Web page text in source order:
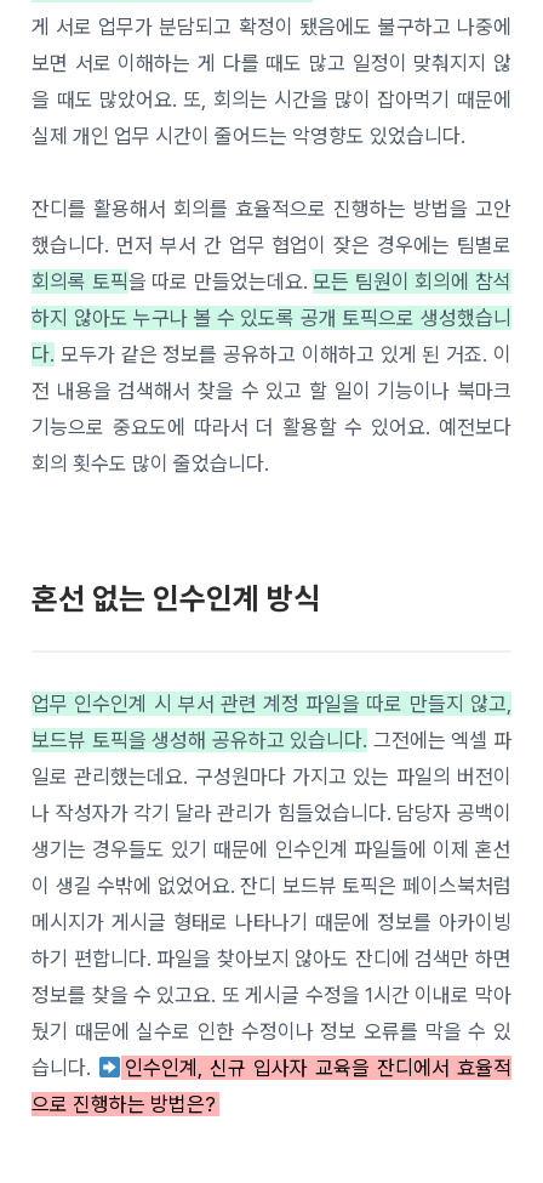
게 서로 업무가 분담되고 확정이 됐음에도 불구하고 나중에
보면 서로 이해하는 게 다를 때도 많고 일정이 맞춰지지 않
을 때도 많았어요. 또, 회의는 시간을 많이 잡아먹기 때문에
실제 개인 업무 시간이 줄어드는 악영향도 있었습니다.
잔디를 활용해서 회의를 효율적으로 진행하는 방법을 고안
했습니다. 먼저 부서 간 업무 협업이 잦은 경우에는 팀별로
회의록 토픽을 따로 만들었는데요.모든 팀원이 회의에 참석
하지 않아도 누구나 볼 수 있도록 공개 토픽으로 생성했습니
다. 모두가 같은 정보를 공유하고 이해하고 있게 된 거죠. 이
전 내용을 검색해서 찾을 수 있고 할 일이 기능이나 북마크
기능으로 중요도에 따라서 더 활용할 수 있어요. 예전보다
회의 횟수도 많이 줄었습니다.
혼선 없는 인수인계 방식
업무 인수인계 시 부서 관련 계정 파일을 따로 만들지 않고,
보드뷰 토픽을 생성해 공유하고 있습니다. 그전에는 엑셀 파
일로 관리했는데요. 구성원마다 가지고 있는 파일의 버전이
나 작성자가 각기 달라 관리가 힘들었습니다. 담당자 공백이
생기는 경우들도 있기 때문에 인수인계 파일들에 이제 혼선
이 생길 수밖에 없었어요. 잔디 보드뷰 토픽은 페이스북처럼
메시지가 게시글 형태로 나타나기 때문에 정보를 아카이빙
하기 편합니다. 파일을 찾아보지 않아도 잔디에 검색만 하면
정보를 찾을 수 있고요. 또 게시글 수정을 1시간 이내로 막아
뒀기 때문에 실수로 인한 수정이나 정보 오류를 막을 수 있
습니다.
인수인계, 신규 입사자 교육을 잔디에서 효율적
으로 진행하는 방법은?